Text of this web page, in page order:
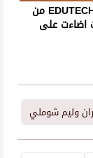
الاعلان عن معرض ومؤتمر EDUTECH 2024 من
اضاءت على
وليم شوملي